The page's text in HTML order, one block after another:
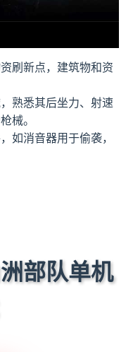
刷新点，建筑物和资
熟悉其后坐力、射速
械。
如消音器用于偷袭，
部队单机